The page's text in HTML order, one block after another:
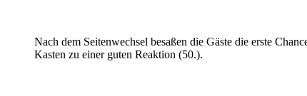
Nach dem Seitenwechsel besaßen die Gäste die erste
Kasten zu einer guten Reaktion (50.).